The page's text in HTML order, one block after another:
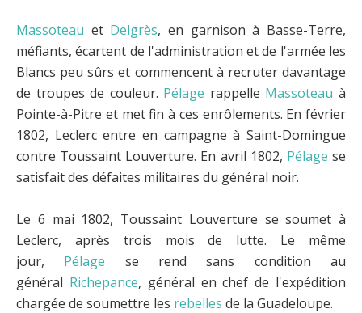
Massoteau et Delgrès, en garnison à Basse-Terre,
méfiants, écartent de l'administration et de l'armée les
Blancs peu sûrs et commencent à recruter davantage
de troupes de couleur. Pélage rappelle Massoteau à
Pointe-à-Pitre et met fin à ces enrôlements. En février
1802, Leclerc entre en campagne à Saint-Domingue
contre Toussaint Louverture. En avril 1802, Pélage se
satisfait des défaites militaires du général noir.
Le 6 mai 1802, Toussaint Louverture se soumet à
Leclerc, après trois mois de lutte. Le même
jour, Pélage se rend sans condition au
général Richepance, général en chef de l'expédition
chargée de soumettre les rebelles de la Guadeloupe.